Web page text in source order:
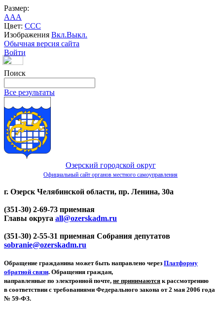
Размер:
AAA
Цвет: CCC
Изображения Вкл.Выкл.
Обычная версия сайта
Войти
Поиск
Все результаты
Озерский городской округ
Официальный сайт органов местного самоуправления
г. Озерск Челябинской области, пр. Ленина, 30а
(351-30) 2-69-73 приемная
Главы округа all@ozerskadm.ru
(351-30) 2-55-31 приемная Собрания депутатов
sobranie@ozerskadm.ru
Обращение гражданина может быть направлено через Платформу
обратной связи. Обращения граждан,
направленные по электронной почте, не принимаются к рассмотрению
в соответствии с требованиями Федерального закона от 2 мая 2006 года
№ 59-ФЗ.